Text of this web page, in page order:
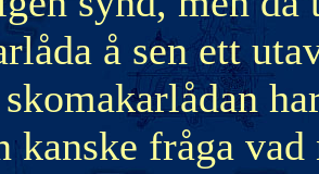
å sen ett
kanske fråga